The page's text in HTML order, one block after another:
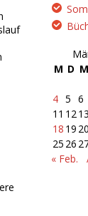
M D M
4 5 6
11 1213
18 19 20
25 26
« Feb.